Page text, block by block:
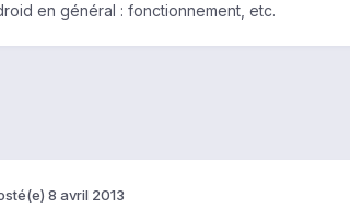
en général : fonctionnement, etc.
8 avril 2013